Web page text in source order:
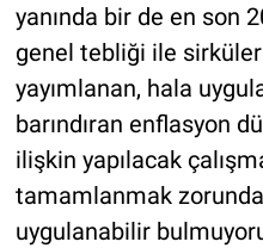
yanında bir de en son
genel tebliği ile
yayımlanan, hala
barındıran enflasyon
ilişkin yapılacak
tamamlanmak zorunda
uygulanabilir